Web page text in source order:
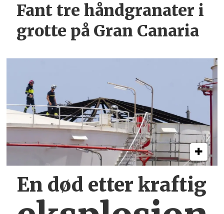
Fant tre håndgranater i
grotte på Gran Canaria
En død etter kraftig